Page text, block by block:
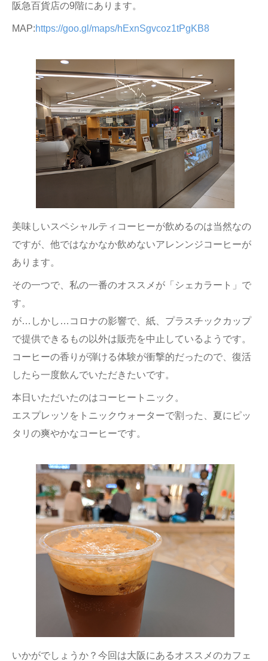
阪急百貨店の9階にあります。
MAP:https://goo.gl/maps/hExnSgvcoz1tPgKB8
美味しいスペシャルティコーヒーが飲めるのは当然なの
ですが、他ではなかなか飲めないアレンンジコーヒーが
あります。
その一つで、私の一番のオススメが「シェカラート」で
す。
が…しかし…コロナの影響で、紙、プラスチックカップ
で提供できるもの以外は販売を中止しているようです。
コーヒーの香りが弾ける体験が衝撃的だったので、復活
したら一度飲んでいただきたいです。
本日いただいたのはコーヒートニック。
エスプレッソをトニックウォーターで割った、夏にピッ
タリの爽やかなコーヒーです。
いかがでしょうか？今回は大阪にあるオススメのカフェ